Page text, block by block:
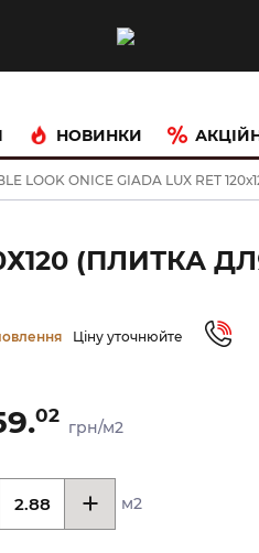
НОВИНКИ
LOOK ONICE GIADA LUX RET
(ПЛИТКА
Ціну уточнюйте
02
грн/м2
м2